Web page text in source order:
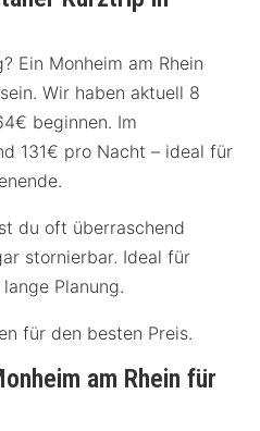
Ein Monheim am Rhein
Wir haben aktuell 8
beginnen. Im
131€ pro Nacht – ideal für
du oft überraschend
stornierbar. Ideal für
Planung.
für den besten Preis.
am Rhein für